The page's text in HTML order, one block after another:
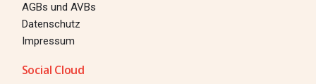
AGBs und AVBs
Datenschutz
Impressum
Social Cloud